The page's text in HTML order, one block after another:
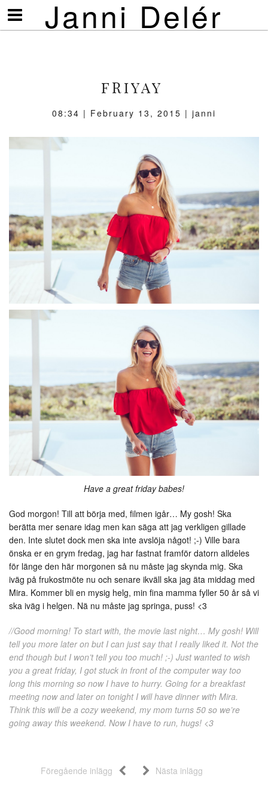
Janni Delér
Visa/göm
meny
FRIYAY
08:34 | February 13, 2015 | janni
Have a great friday babes!
God morgon! Till att börja med, filmen igår… My gosh! Ska
berätta mer senare idag men kan säga att jag verkligen gillade
den. Inte slutet dock men ska inte avslöja något! ;-) Ville bara
önska er en grym fredag, jag har fastnat framför datorn alldeles
för länge den här morgonen så nu måste jag skynda mig. Ska
iväg på frukostmöte nu och senare ikväll ska jag äta middag med
Mira. Kommer bli en mysig helg, min fina mamma fyller 50 år så vi
ska iväg i helgen. Nä nu måste jag springa, puss! <3
//Good morning! To start with, the movie last night… My gosh! Will
tell you more later on but I can just say that I really liked it. Not the
end though but I won’t tell you too much! ;-) Just wanted to wish
you a great friday, I got stuck in front of the computer way too
long this morning so now I have to hurry. Going for a breakfast
meeting now and later on tonight I will have dinner with Mira.
Think this will be a cozy weekend, my mom turns 50 so we’re
going away this weekend. Now I have to run, hugs! <3
Föregående inlägg Nästa inlägg